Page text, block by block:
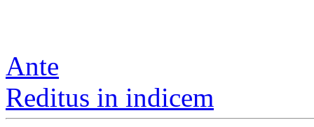
Ante
Reditus in indicem